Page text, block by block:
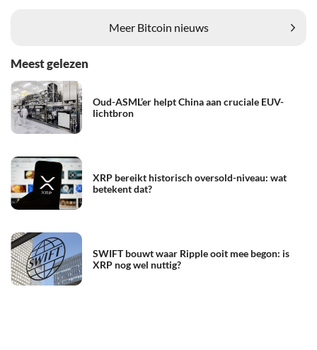
Meer Bitcoin nieuws
Meest gelezen
Oud-ASML’er helpt China aan cruciale EUV-
lichtbron
XRP bereikt historisch oversold-niveau: wat
betekent dat?
SWIFT bouwt waar Ripple ooit mee begon: is
XRP nog wel nuttig?